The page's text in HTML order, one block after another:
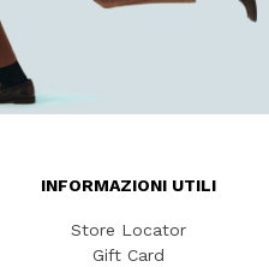
INFORMAZIONI UTILI
Store Locator
Gift Card